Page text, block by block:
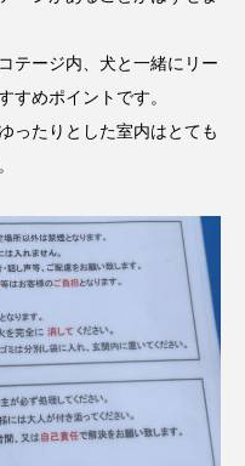
テージ内、犬と一緒にリー
すめポイントです。
ったりとした室内はとても